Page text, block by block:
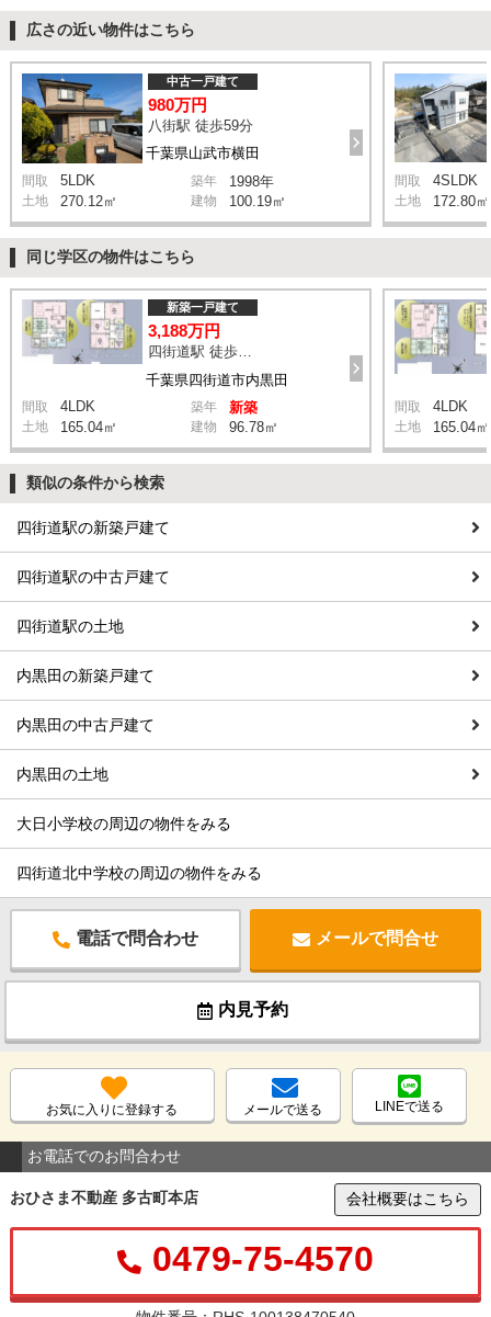
広さの近い物件はこちら
千葉県山武市横田
中古一戸建て
980万円
八街駅 徒歩59分
間取 5LDK 築年 1998年
土地 270.12㎡ 建物 100.19㎡
間取 4SLDK
土地 172.80㎡
同じ学区の物件はこちら
千葉県四街道市内黒田
新築一戸建て
3,188万円
四街道駅 徒歩34分
間取 4LDK 築年 新築
土地 165.04㎡ 建物 96.78㎡
間取 4LDK
土地 165.04㎡
類似の条件から検索
四街道駅の新築戸建て
四街道駅の中古戸建て
四街道駅の土地
内黒田の新築戸建て
内黒田の中古戸建て
内黒田の土地
大日小学校の周辺の物件をみる
四街道北中学校の周辺の物件をみる
電話で問合わせ メールで問合せ
内見予約
お気に入りに登録する メールで送る LINEで送る
お電話でのお問合わせ
おひさま不動産 多古町本店 会社概要はこちら
0479-75-4570